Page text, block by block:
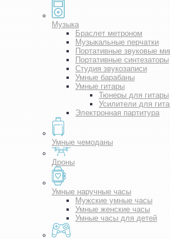
Музыка
Браслет метроном
Музыкальные перчатки
Портативные звуковые
Портативные синтезаторы
Студия звукозаписи
Умные барабаны
Умные гитары
Тюнеры для гитары
Усилители для
Электронная партитура
Умные чемоданы
Дроны
Умные наручные часы
Мужские умные часы
Умные женские часы
Умные часы для детей